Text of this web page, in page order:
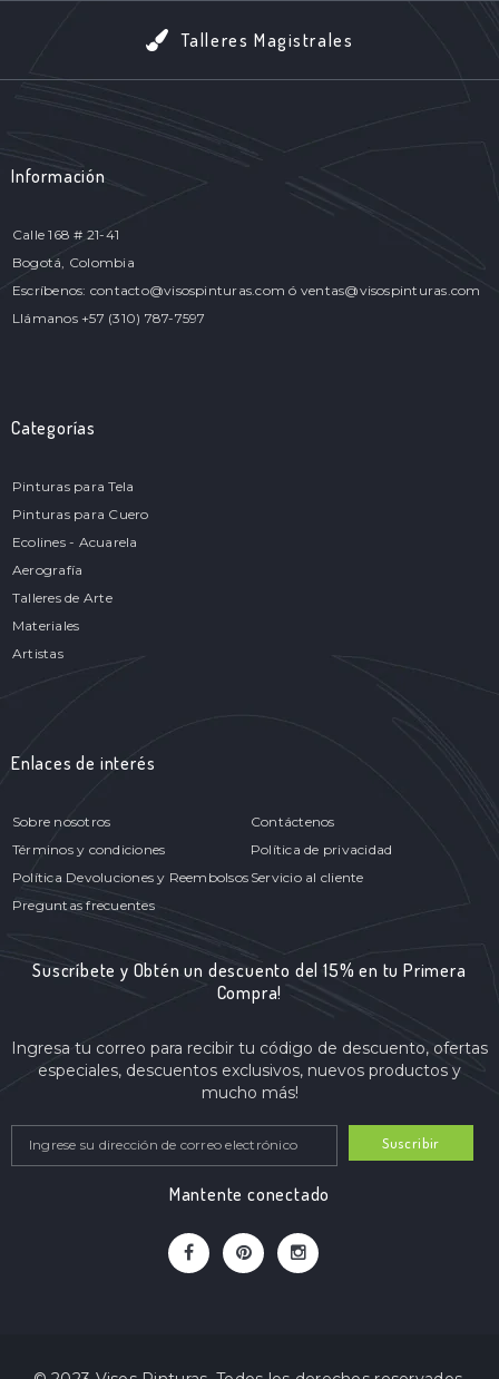
Talleres Magistrales
Información
Calle 168 # 21-41
Bogotá, Colombia
Escríbenos: contacto@visospinturas.com ó ventas@visospinturas.com
Llámanos +57 (310) 787-7597
Categorías
Pinturas para Tela
Pinturas para Cuero
Ecolines - Acuarela
Aerografía
Talleres de Arte
Materiales
Artistas
Enlaces de interés
Sobre nosotros
Contáctenos
Términos y condiciones
Política de privacidad
Política Devoluciones y Reembolsos Servicio al cliente
Preguntas frecuentes
Suscríbete y Obtén un descuento del 15% en tu Primera
Compra!
Ingresa tu correo para recibir tu código de descuento, ofertas
especiales, descuentos exclusivos, nuevos productos y
mucho más!
Suscribir
Mantente conectado